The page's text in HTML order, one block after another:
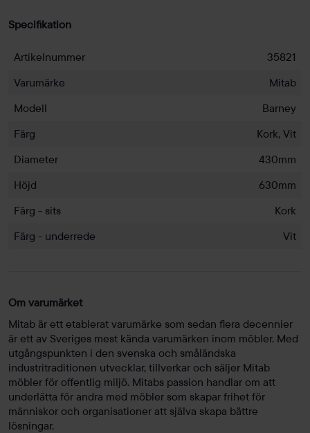
Specifikation
Artikelnummer
35821
Varumärke
Mitab
Modell
Barney
Färg
Kork, Vit
Diameter
430mm
Höjd
630mm
Färg - sits
Kork
Färg - underrede
Vit
Om varumärket
Mitab är ett etablerat varumärke som sedan flera decennier
är ett av Sveriges mest kända varumärken inom möbler. Med
utgångspunkten i den svenska och småländska
industritraditionen utvecklar, tillverkar och säljer Mitab
möbler för offentlig miljö. Mitabs passion handlar om att
underlätta för andra med möbler som skapar frihet för
människor och organisationer att själva skapa bättre
lösningar.